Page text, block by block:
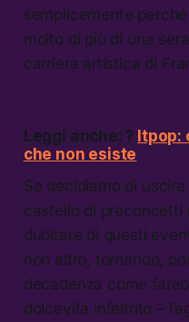
semplicemente
molto di più di una
carriera artistica di
Leggi anche: ? Itpop:
che non esiste
Se decidiamo di
castello di preconcetti
dubitare di questi
non altro, tornando,
decadenza come
dolcevita infeltrito –